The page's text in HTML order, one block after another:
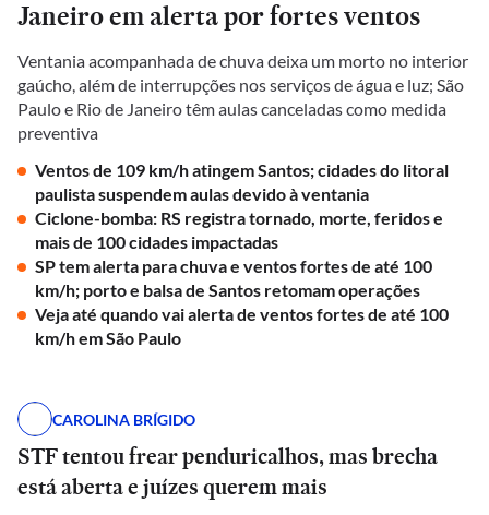
Janeiro em alerta por fortes ventos
Ventania acompanhada de chuva deixa um morto no interior
gaúcho, além de interrupções nos serviços de água e luz; São
Paulo e Rio de Janeiro têm aulas canceladas como medida
preventiva
Ventos de 109 km/h atingem Santos; cidades do litoral
paulista suspendem aulas devido à ventania
Ciclone-bomba: RS registra tornado, morte, feridos e
mais de 100 cidades impactadas
SP tem alerta para chuva e ventos fortes de até 100
km/h; porto e balsa de Santos retomam operações
Veja até quando vai alerta de ventos fortes de até 100
km/h em São Paulo
CAROLINA BRÍGIDO
STF tentou frear penduricalhos, mas brecha
está aberta e juízes querem mais